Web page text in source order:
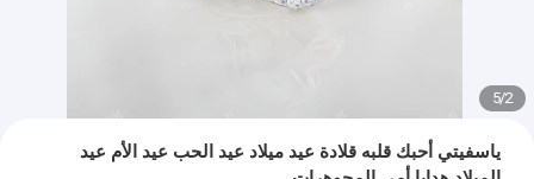
2
/
5
ياسفيتي أحبك قلبه قلادة عيد ميلاد عيد الحب عيد الأم عيد